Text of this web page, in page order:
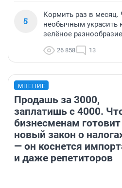
5
Кормить раз в
необычным украсить
зелёное
26 858 13
МНЕНИЕ
Продашь за 3000,
заплатишь с 4000.
бизнесменам готовит
новый закон о
— он коснется
и даже репетиторов